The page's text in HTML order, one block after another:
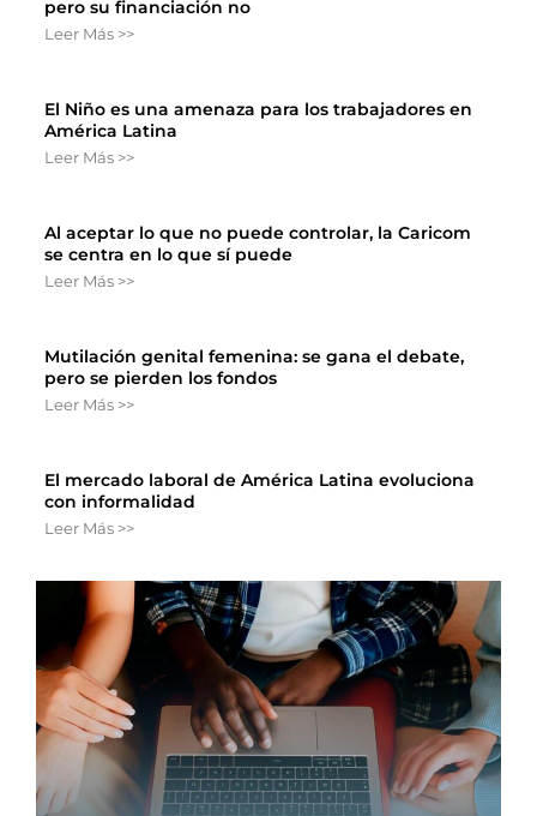
pero su financiación no
Leer Más >>
El Niño es una amenaza para los trabajadores en
América Latina
Leer Más >>
Al aceptar lo que no puede controlar, la Caricom
se centra en lo que sí puede
Leer Más >>
Mutilación genital femenina: se gana el debate,
pero se pierden los fondos
Leer Más >>
El mercado laboral de América Latina evoluciona
con informalidad
Leer Más >>